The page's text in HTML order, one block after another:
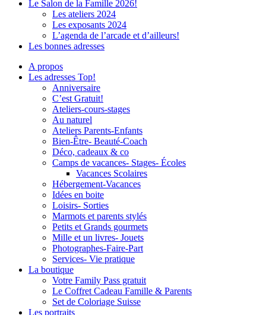
Le Salon de la Famille 2026!
Les ateliers 2024
Les exposants 2024
L’agenda de l’arcade et d’ailleurs!
Les bonnes adresses
A propos
Les adresses Top!
Anniversaire
C’est Gratuit!
Ateliers-cours-stages
Au naturel
Ateliers Parents-Enfants
Bien-Être- Beauté-Coach
Déco, cadeaux & co
Camps de vacances- Stages- Écoles
Vacances Scolaires
Hébergement-Vacances
Idées en boite
Loisirs- Sorties
Marmots et parents stylés
Petits et Grands gourmets
Mille et un livres- Jouets
Photographes-Faire-Part
Services- Vie pratique
La boutique
Votre Family Pass gratuit
Le Coffret Cadeau Famille & Parents
Set de Coloriage Suisse
Les portraits